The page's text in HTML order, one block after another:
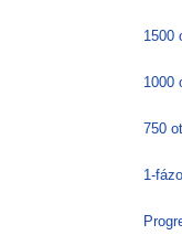
1500
1000
750
1-